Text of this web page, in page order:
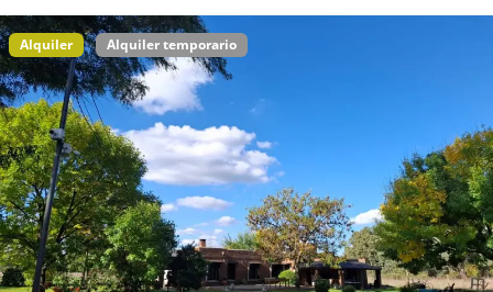
Alquiler Alquiler temporario